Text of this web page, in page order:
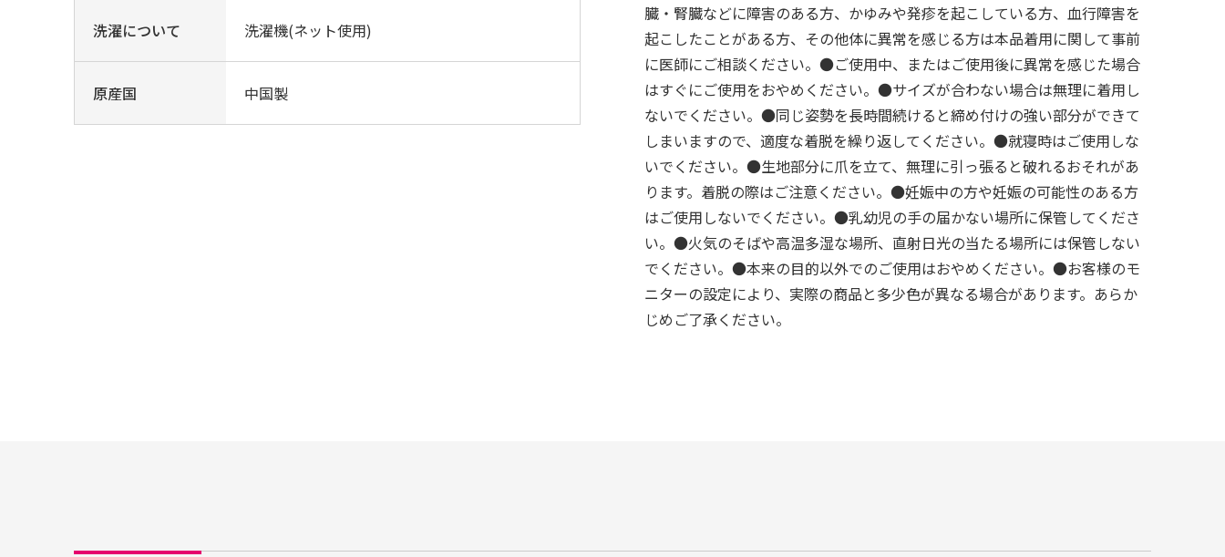
洗濯について 洗濯機(ネット使用)
原産国 中国製
臓・腎臓などに障害のある方、かゆみや発疹を起こしている方、血行障害を
起こしたことがある方、その他体に異常を感じる方は本品着用に関して事前
に医師にご相談ください。●ご使用中、またはご使用後に異常を感じた場合
はすぐにご使用をおやめください。●サイズが合わない場合は無理に着用し
ないでください。●同じ姿勢を長時間続けると締め付けの強い部分ができて
しまいますので、適度な着脱を繰り返してください。●就寝時はご使用しな
いでください。●生地部分に爪を立て、無理に引っ張ると破れるおそれがあ
ります。着脱の際はご注意ください。●妊娠中の方や妊娠の可能性のある方
はご使用しないでください。●乳幼児の手の届かない場所に保管してくださ
い。●火気のそばや高温多湿な場所、直射日光の当たる場所には保管しない
でください。●本来の目的以外でのご使用はおやめください。●お客様のモ
ニターの設定により、実際の商品と多少色が異なる場合があります。あらか
じめご了承ください。